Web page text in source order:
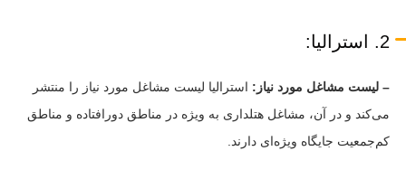
2. استرالیا:
– لیست مشاغل مورد نیاز: استرالیا لیست مشاغل مورد نیاز را منتشر
می‌کند و در آن، مشاغل هتلداری به ویژه در مناطق دورافتاده و مناطق
کم‌جمعیت جایگاه ویژه‌ای دارند.